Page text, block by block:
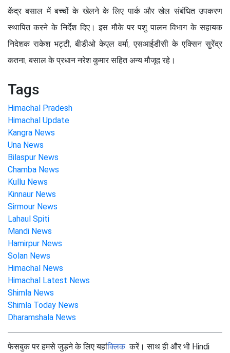
केंद्र बसाल में बच्चों के खेलने के लिए पार्क और खेल संबंधित उपकरण
स्थापित करने के निर्देश दिए। इस मौके पर पशु पालन विभाग के सहायक
निदेशक राकेश भट्टी, बीडीओ केएल वर्मा, एसआईडीसी के एक्सिन सुरेंद्र
कतना, बसाल के प्रधान नरेश कुमार सहित अन्य मौजूद रहे।
Tags
Himachal Pradesh
Himachal Update
Kangra News
Una News
Bilaspur News
Chamba News
Kullu News
Kinnaur News
Sirmour News
Lahaul Spiti
Mandi News
Hamirpur News
Solan News
Himachal News
Himachal Latest News
Shimla News
Shimla Today News
Dharamshala News
फेसबुक पर हमसे जुड़ने के लिए यहांक्लिककरें। साथ ही और भी Hindi